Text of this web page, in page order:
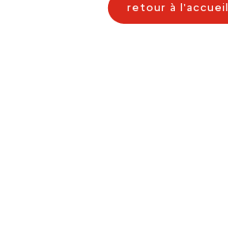
retour à l'accueil